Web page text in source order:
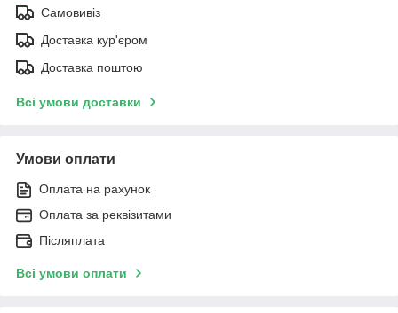
Самовивіз
Доставка кур'єром
Доставка поштою
Всі умови доставки
Умови оплати
Оплата на рахунок
Оплата за реквізитами
Післяплата
Всі умови оплати